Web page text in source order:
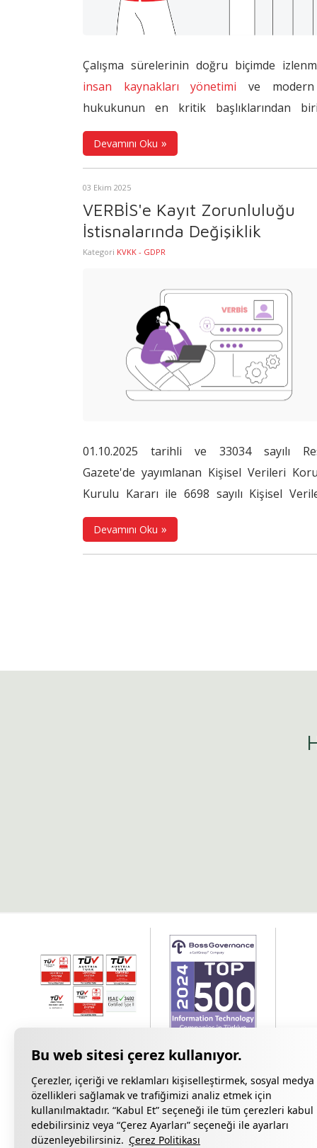
Çerezler, içeriği ve reklamları kişiselleştirmek, sosyal medya
özellikleri sağlamak ve trafiğimizi analiz etmek için
kullanılmaktadır. “Kabul Et” seçeneği ile tüm çerezleri kabul
edebilirsiniz veya “Çerez Ayarları” seçeneği ile ayarları
düzenleyebilirsiniz. Çerez Politikası
Çalışma sürelerinin doğru biçimde
insan kaynakları yönetimi ve
hukukunun en kritik başlıklarından
Dijitalleşme, uzaktan çalışma ve esnek
modellerinin yaygınlaşmasıyla birlikte
süresi"kavramı yalnızca fiilen iş
geçirilen zamanla sınırlı olmaktan
ölçülmesi, ispatlanması ve yönetilmesi
stratejik bir unsur hâline gelmiştir.
dönüşüm,Personel Devam
araç olmaktan çıkararak, bordro
hukuki uyum ve kurumsal verimlilik
vazgeçilmez bir altyapı unsuru
getirmiştir.
Devamını Oku
03 Ekim 2025
VERBİS'e Kayıt Zorunluluğu
İstisnalarında Değişiklik
Kategori KVKK - GDPR
01.10.2025 tarihli ve 33034 sayılı
Gazete'de yayımlanan Kişisel Verileri
Kurulu Kararı ile 6698 sayılı Kişisel
Korunması Kanunu'nun 16. maddesi
yürütülenVERBİS'e (Veri Sorumluları
Bilgi Sistemi) kayıt yükümlülüğüne
Devamını Oku
Gizlilik Bildirimi